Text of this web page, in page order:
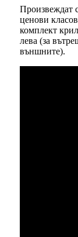
Произвеждат
ценови
комплект
лева (за
външните).